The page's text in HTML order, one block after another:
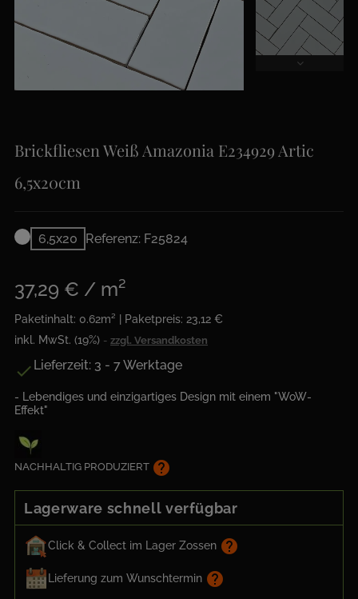
Brickfliesen Weiß Amazonia E234929 Artic
6,5x20cm
6,5x20 Referenz: F25824
37,29 € / m²
Paketinhalt: 0.62m² | Paketpreis: 23,12 €
inkl. MwSt. (19%)
zzgl. Versandkosten
 Lieferzeit: 3 - 7 Werktage
- Lebendiges und einzigartiges Design mit einem "WoW-
Effekt"
NACHHALTIG PRODUZIERT help
Lagerware schnell verfügbar
Click & Collect im Lager Zossen help
Lieferung zum Wunschtermin help